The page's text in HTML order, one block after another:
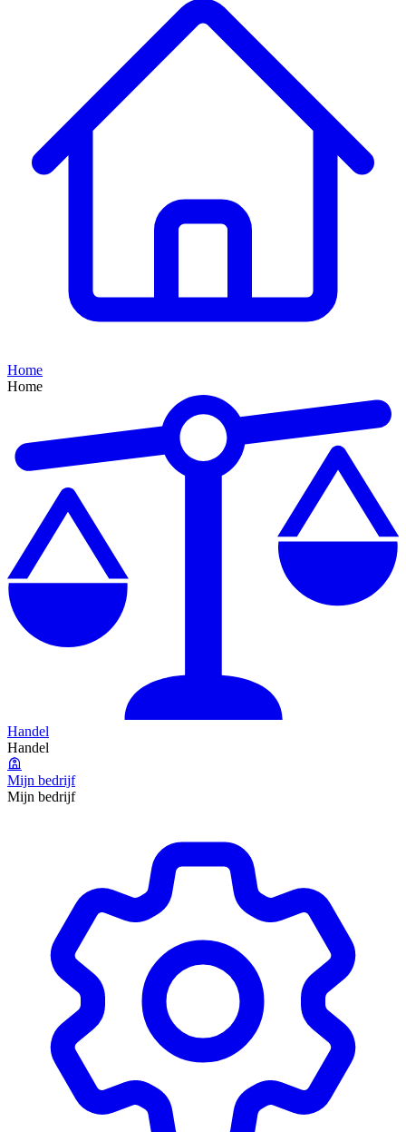
Home
Home
Handel
Handel
Mijn bedrijf
Mijn bedrijf